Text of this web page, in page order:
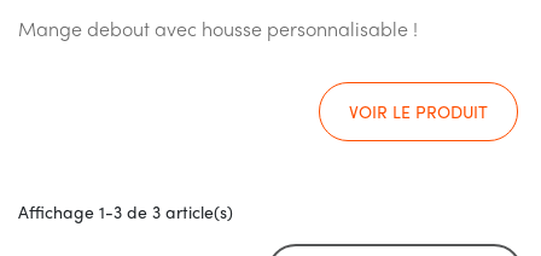
Mange debout avec housse personnalisable !
VOIR LE PRODUIT
Affichage 1-3 de 3 article(s)